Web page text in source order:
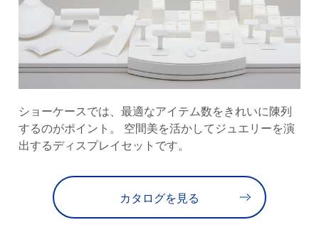
ショーケースでは、最適なアイテム数をきれいに陳列
するのがポイント。 空間美を活かしてジュエリーを演
出するディスプレイセットです。
カタログを見る